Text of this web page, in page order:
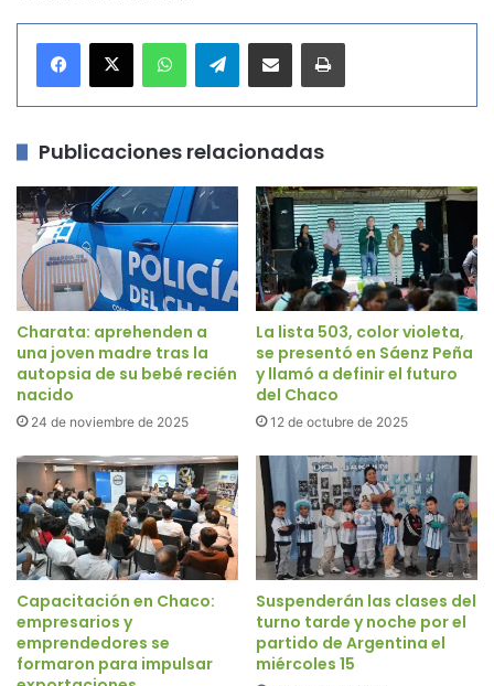
Telegram
Publicaciones relacionadas
Charata: aprehenden a
una joven madre tras la
autopsia de su bebé recién
nacido
24 de noviembre de 2025
La lista 503, color violeta,
se presentó en Sáenz Peña
y llamó a definir el futuro
del Chaco
12 de octubre de 2025
Capacitación en Chaco:
empresarios y
emprendedores se
formaron para impulsar
Suspenderán las clases del
turno tarde y noche por el
partido de Argentina el
miércoles 15